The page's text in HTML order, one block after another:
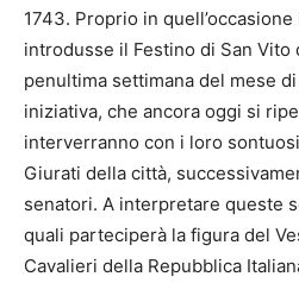
1743. Proprio in
introdusse il Festino di San Vito
penultima settimana del mese
iniziativa, che ancora oggi si
interverranno con i loro
Giurati della città,
senatori. A interpretare queste
quali parteciperà la figura del
Cavalieri della Repubblica